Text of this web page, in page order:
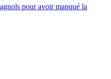
pour avoir manqué la